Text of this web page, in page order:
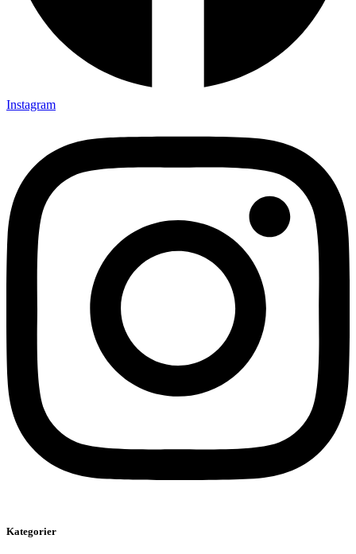
Instagram
Kategorier